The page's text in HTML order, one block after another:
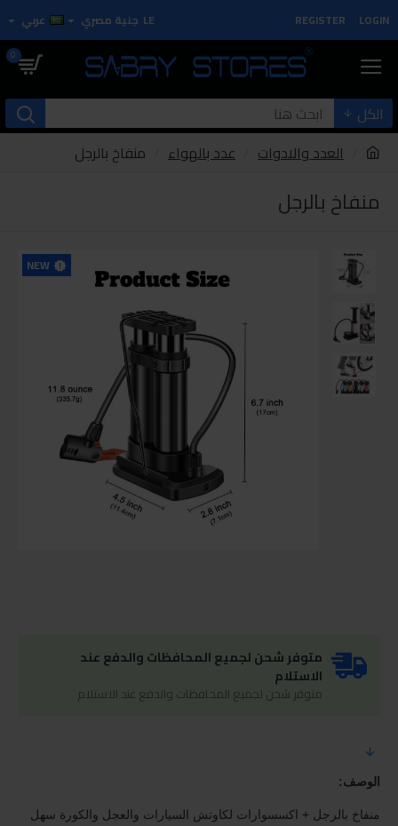
LOGIN
REGISTER
LE جنية مصري عربي
0
الكل
العدد والادوات
عدد بالهواء منفاخ بالرجل
منفاخ بالرجل
NEW
متوفر شحن لجميع المحافظات والدفع عند
الاستلام
متوفر شحن لجميع المحافظات والدفع عند الاستلام
الوصف:
منفاخ بالرجل + اكسسوارات لكاوتش السيارات والعجل والكورة سهل